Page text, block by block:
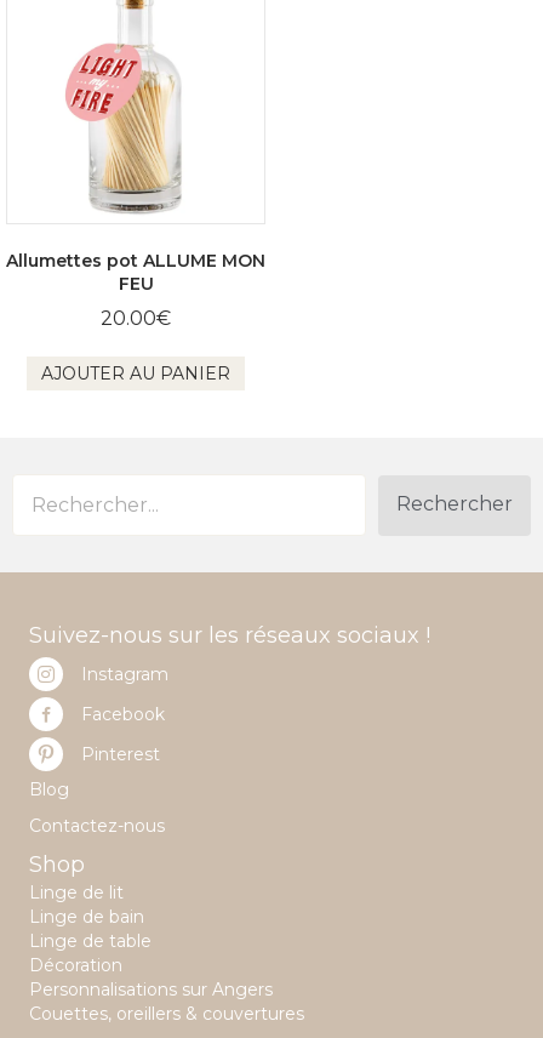
Allumettes pot ALLUME MON
FEU
20.00€
AJOUTER AU PANIER
Rechercher
Suivez-nous sur les réseaux sociaux !
Instagram
Facebook
Pinterest
Blog
Contactez-nous
Shop
Linge de lit
Linge de bain
Linge de table
Décoration
Personnalisations sur Angers
Couettes, oreillers & couvertures